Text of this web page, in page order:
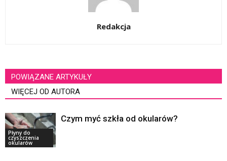
Redakcja
POWIĄZANE ARTYKUŁY
WIĘCEJ OD AUTORA
Płyny do
czyszczenia
okularów
Czym myć szkła od okularów?